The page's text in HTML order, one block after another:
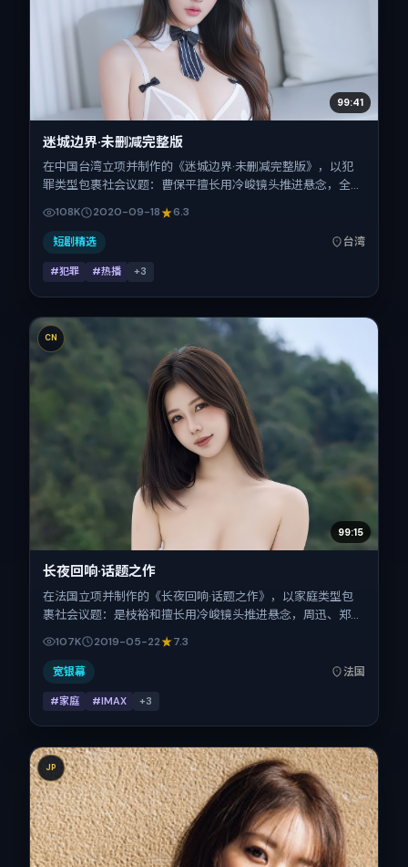
99:41
迷城边界·未删减完整版
在中国台湾立项并制作的《迷城边界·未删减完整版》，以犯
罪类型包裹社会议题：曹保平擅长用冷峻镜头推进悬念，全智
一。上映时间：2020-09-18；片长119分钟；适合关注现实质
感与类型片结构的观众。
108K 2020-09-18 6.3
短剧精选 台湾
#犯罪 #热播 +3
CN
99:15
长夜回响·话题之作
在法国立项并制作的《长夜回响·话题之作》，以家庭类型包
裹社会议题：是枝裕和擅长用冷峻镜头推进悬念，周迅、郑秀
文、热依扎、小松菜奈、蒋奇明、刘昊然的对手戏为看点之
一。上映时间：2019-05-22；片长137分钟；适合关注现实
质感与类型片结构的观众。
107K 2019-05-22 7.3
宽银幕 法国
#家庭 #IMAX +3
JP